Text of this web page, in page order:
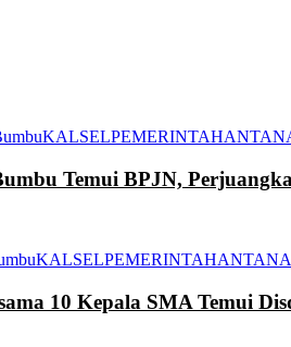
KALSELPEMERINTAHAN
Temui BPJN,
KALSELPEMERINTAHAN
10 Kepala SMA Temui